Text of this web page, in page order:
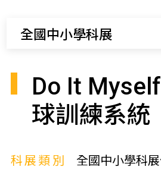
全國中小學科展
Do It
球訓練系統
科展類別
全國中小學科